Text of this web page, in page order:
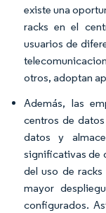
existe una
racks en el
usuarios de
otros, adoptan
Además, las
centros de
datos y
significativas de
del uso de
mayor
configurados.